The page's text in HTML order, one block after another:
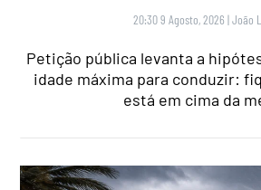
20:30 9 Agosto, 2026 |João
Petição pública levanta a
idade máxima para conduzir:
está em cima da